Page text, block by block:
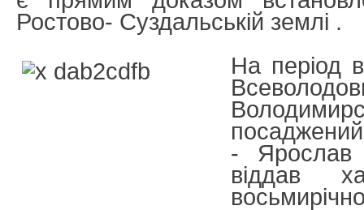
Ростово- Суздальській землі .
На період
- Ярослав
віддав